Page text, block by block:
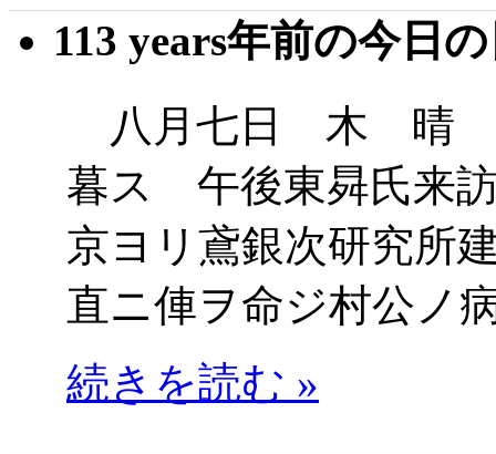
113 years年前の今日
八月七日 木 晴
暮ス 午後東曻氏来
京ヨリ鳶銀次研究所
直ニ俥ヲ命ジ村公ノ
続きを読む »